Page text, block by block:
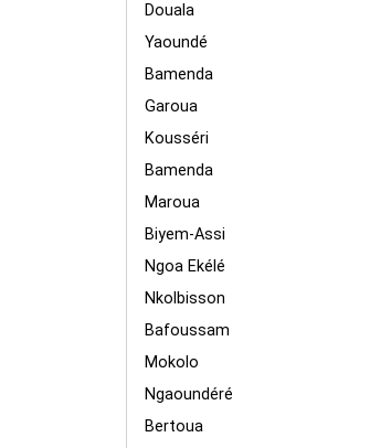
Douala
Yaoundé
Bamenda
Garoua
Kousséri
Bamenda
Maroua
Biyem-Assi
Ngoa Ekélé
Nkolbisson
Bafoussam
Mokolo
Ngaoundéré
Bertoua